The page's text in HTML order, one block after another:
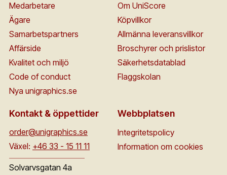
Medarbetare
Ägare
Samarbetspartners
Affärside
Kvalitet och miljö
Code of conduct
Nya unigraphics.se
Om UniScore
Köpvillkor
Allmänna leveransvillkor
Broschyrer och prislistor
Säkerhetsdatablad
Flaggskolan
Kontakt & öppettider
order@unigraphics.se
Växel: +46 33 - 15 11 11
Solvarvsgatan 4a
Webbplatsen
Integritetspolicy
Information om cookies